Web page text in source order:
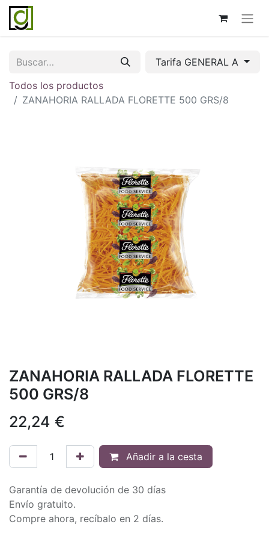
Tarifa GENERAL A
Todos los productos
ZANAHORIA RALLADA FLORETTE 500 GRS/8
ZANAHORIA RALLADA FLORETTE
500 GRS/8
22,24 €
Añadir a la cesta
Garantía de devolución de 30 días
Envío gratuito.
Compre ahora, recíbalo en 2 días.